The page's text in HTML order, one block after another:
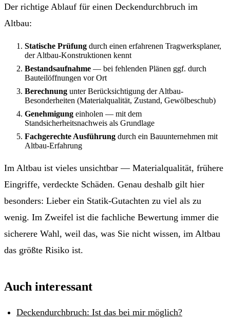
Der richtige Ablauf für einen Deckendurchbruch im
Altbau:
Statische Prüfung durch einen erfahrenen Tragwerksplaner,
der Altbau-Konstruktionen kennt
Bestandsaufnahme — bei fehlenden Plänen ggf. durch
Bauteilöffnungen vor Ort
Berechnung unter Berücksichtigung der Altbau-
Besonderheiten (Materialqualität, Zustand, Gewölbeschub)
Genehmigung einholen — mit dem
Standsicherheitsnachweis als Grundlage
Fachgerechte Ausführung durch ein Bauunternehmen mit
Altbau-Erfahrung
Im Altbau ist vieles unsichtbar — Materialqualität, frühere
Eingriffe, verdeckte Schäden. Genau deshalb gilt hier
besonders: Lieber ein Statik-Gutachten zu viel als zu
wenig. Im Zweifel ist die fachliche Bewertung immer die
sicherere Wahl, weil das, was Sie nicht wissen, im Altbau
das größte Risiko ist.
Auch interessant
Deckendurchbruch: Ist das bei mir möglich?